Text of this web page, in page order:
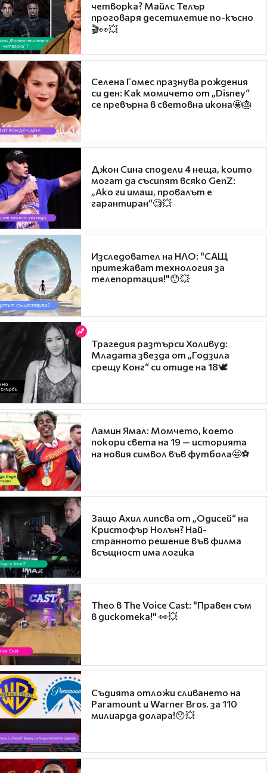
четворка? Майлс Телър
проговаря десетилетие по-късно
🎬👀💥
Селена Гомес празнува рождения
си ден: Как момичето от „Disney“
се превърна в световна икона🤩🎂
Джон Сина сподели 4 неща, които
могат да съсипят всяко GenZ:
„Ако ги имаш, провалът е
гарантиран“🧐💥
Изследовател на НЛО: "САЩ
притежават технология за
телепортация!"😯💥
Трагедия разтърси Холивуд:
Младата звезда от „Годзила
срещу Конг“ си отиде на 18🕊️
Ламин Ямал: Момчето, което
покори света на 19 — историята
на новия символ във футбола🤩⚽
Защо Ахил липсва от „Одисей“ на
Кристофър Нолън? Най-
странното решение във филма
всъщност има логика
Theo в The Voice Cast: "Правен съм
в дискотека!" 👀💥
Съдията отложи сливането на
Paramount и Warner Bros. за 110
милиарда долара!😯💥